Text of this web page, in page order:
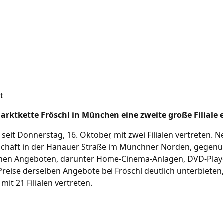
Fröschl in München eine zweite große Filiale
Donnerstag, 16. Oktober, mit zwei Filialen vertreten.
in der Hanauer Straße im Münchner Norden,
Angeboten, darunter Home-Cinema-Anlagen, DVD-
derselben Angebote bei Fröschl deutlich
21 Filialen vertreten.